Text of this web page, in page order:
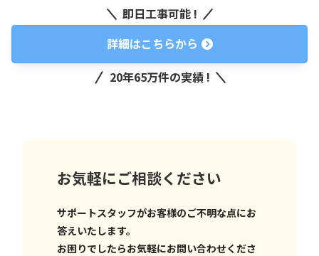
即日工事可能 !
詳細はこちらから
20年65万件の実績 !
お気軽にご相談ください
サポートスタッフがお客様のご不明な点にお
答えいたします。
お困りでしたらお気軽にお問い合わせくださ